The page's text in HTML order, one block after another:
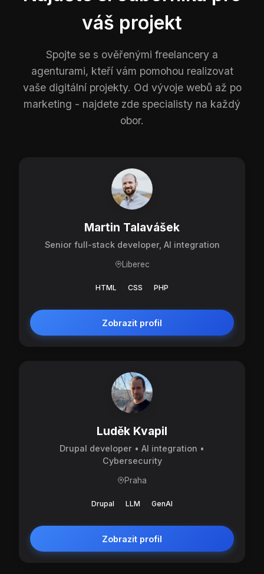
váš projekt
Spojte se s ověřenými freelancery a
agenturami, kteří vám pomohou realizovat
vaše digitální projekty. Od vývoje webů až po
marketing - najdete zde specialisty na každý
obor.
Martin Talavášek
Senior full-stack developer, AI integration
Liberec
HTML CSS PHP
Zobrazit profil
Luděk Kvapil
Drupal developer • AI integration •
Cybersecurity
Praha
Drupal LLM GenAI
Zobrazit profil